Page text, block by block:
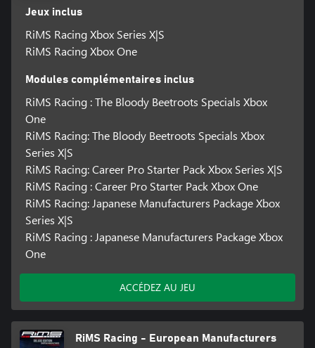
Jeux inclus
RiMS Racing Xbox Series X|S
RiMS Racing Xbox One
Modules complémentaires inclus
RiMS Racing : The Bloody Beetroots Specials Xbox
One
RiMS Racing: The Bloody Beetroots Specials Xbox
Series X|S
RiMS Racing: Career Pro Starter Pack Xbox Series X|S
RiMS Racing : Career Pro Starter Pack Xbox One
RiMS Racing: Japanese Manufacturers Package Xbox
Series X|S
RiMS Racing : Japanese Manufacturers Package Xbox
One
ACCÉDEZ AU JEU
RiMS Racing - European Manufacturers